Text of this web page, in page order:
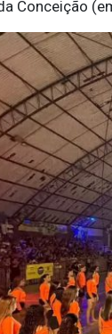
Conceição